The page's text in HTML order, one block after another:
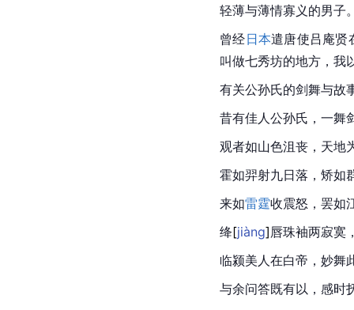
轻薄与薄情寡义的男子
曾经日本遣唐使吕庵贤
叫做七秀坊的地方，我
有关公孙氏的剑舞与故
昔有佳人公孙氏，一舞
观者如山色沮丧，天地
霍如羿射九日落，矫如
来如雷霆收震怒，罢如
绛[jiàng]唇珠袖两寂寞
临颍美人在白帝，妙舞
与余问答既有以，感时